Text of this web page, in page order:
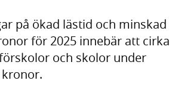
på ökad lästid och minskad
för 2025 innebär att cirka
och skolor under